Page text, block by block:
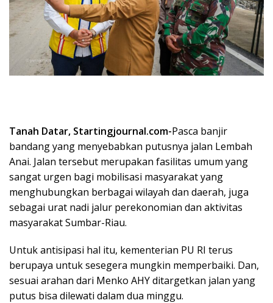
Tanah Datar, Startingjournal.com-Pasca banjir
bandang yang menyebabkan putusnya jalan Lembah
Anai. Jalan tersebut merupakan fasilitas umum yang
sangat urgen bagi mobilisasi masyarakat yang
menghubungkan berbagai wilayah dan daerah, juga
sebagai urat nadi jalur perekonomian dan aktivitas
masyarakat Sumbar-Riau.
Untuk antisipasi hal itu, kementerian PU RI terus
berupaya untuk sesegera mungkin memperbaiki. Dan,
sesuai arahan dari Menko AHY ditargetkan jalan yang
putus bisa dilewati dalam dua minggu.